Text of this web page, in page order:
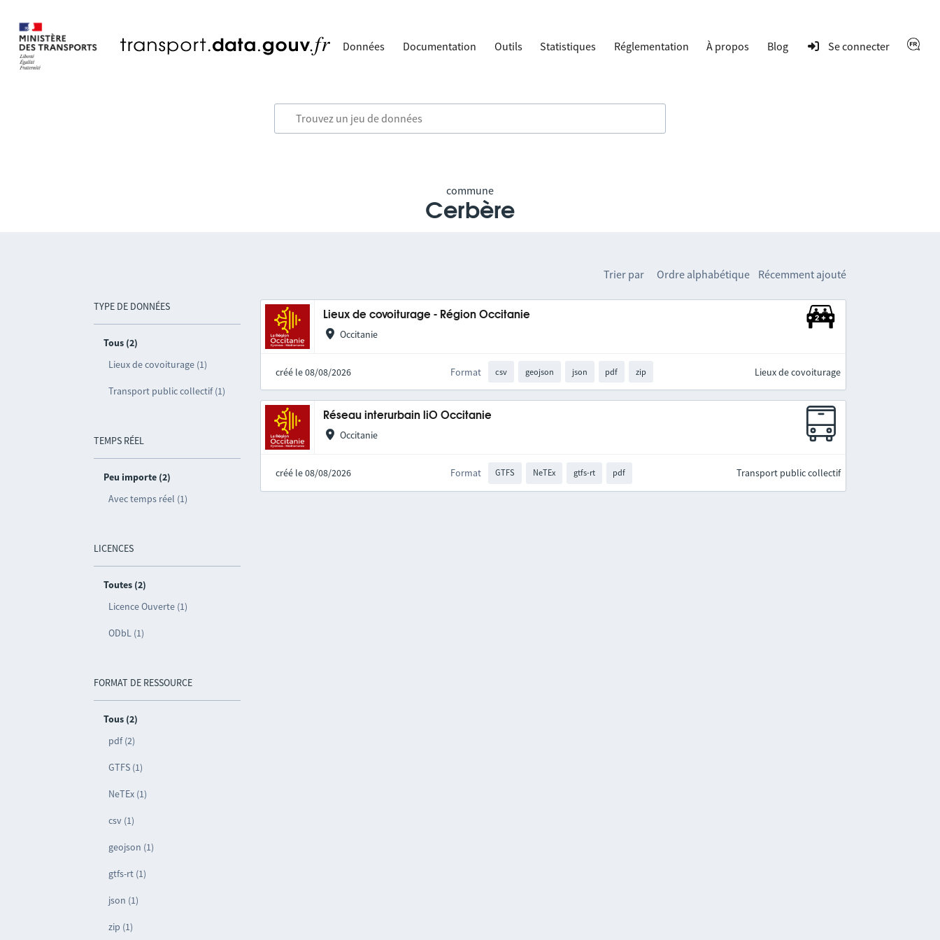
Données Documentation Outils Statistiques Réglementation À propos Blog Se connecter
commune
Cerbère
TYPE DE DONNÉES
Tous (2)
Lieux de covoiturage (1)
Transport public collectif (1)
TEMPS RÉEL
Peu importe (2)
Avec temps réel (1)
LICENCES
Toutes (2)
Licence Ouverte (1)
ODbL (1)
FORMAT DE RESSOURCE
Tous (2)
pdf (2)
GTFS (1)
NeTEx (1)
csv (1)
geojson (1)
gtfs-rt (1)
json (1)
zip (1)
Trier par Ordre alphabétique Récemment ajouté
Lieux de covoiturage - Région Occitanie
Occitanie
créé le 08/08/2026 Format csv geojson json pdf zip Lieux de covoiturage
Réseau interurbain liO Occitanie
Occitanie
créé le 08/08/2026 Format GTFS NeTEx gtfs-rt pdf Transport public collectif